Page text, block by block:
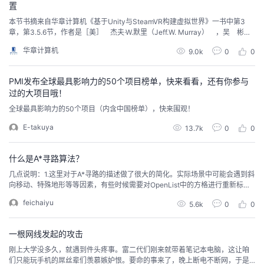
置
本节书摘来自华章计算机《基于Unity与SteamVR构建虚拟世界》一书中第3
章，第3.5.6节，作者是［美］ 杰夫·W.默里（Jeff.W. Murray） ，吴 彬
华章计算机
9.0k 0 0
PMI发布全球最具影响力的50个项目榜单，快来看看，还有你参与
过的大项目哦！
全球最具影响力的50个项目（内含中国榜单），快来围观！
E-takuya 13.7k 0 0
什么是A*寻路算法？
几点说明：1.这里对于A*寻路的描述做了很大的简化。实际场景中可能会遇到斜
向移动、特殊地形等等因素，有些时候需要对OpenList中的方格进行重新标
伴玩过吗？—————END—————喜欢本文的朋友们，欢迎长按下图关注
订阅号梦见，收看更多精彩内容转载声明：本文转载自公众号【程序员小灰】
feichaiyu 5.6k 0 0
一根网线发起的攻击
刚上大学没多久，就遇到件头疼事。富二代们刚来就带着笔记本电脑，这让咱
们只能玩手机的屌丝辈们羡慕嫉妒恨。要命的事来了，晚上断电不断网，于是